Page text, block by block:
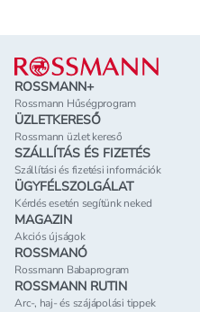
Lábléc
ROSSMANN+
Rossmann Hűségprogram
ÜZLETKERESŐ
Rossmann üzlet kereső
SZÁLLÍTÁS ÉS FIZETÉS
Szállítási és fizetési információk
ÜGYFÉLSZOLGÁLAT
Kérdés esetén segítünk neked
MAGAZIN
Akciós újságok
ROSSMANÓ
Rossmann Babaprogram
ROSSMANN RUTIN
Arc-, haj- és szájápolási tippek